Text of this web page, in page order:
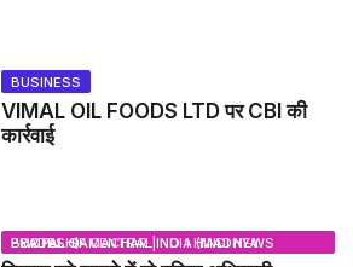
BUSINESS
VIMAL OIL FOODS LTD पर CBI की
कार्रवाई
BHOPAL SAMACHAR | NO 1 HINDI NEWS PORTAL OF CENTRAL INDIA (MADHYA PRADESH)